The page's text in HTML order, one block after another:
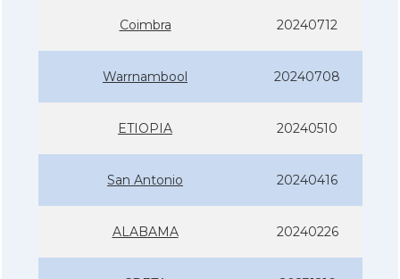
Coimbra 20240712
Warrnambool 20240708
ETIOPIA 20240510
San Antonio 20240416
ALABAMA 20240226